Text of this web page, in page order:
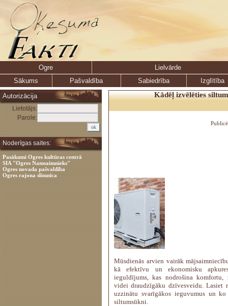
Ogre
Lielvārde
Sākums
Pašvaldība Sabiedrība
Izglītība
Autorizācija
Lietotājs:
Parole:
Noderīgas saites:
Pasākumi Ogres kultūras centrā
SIA "Ogres Namsaimnieks"
Ogres novada pašvaldība
Ogres rajona slimnīca
Kādēļ izvēlēties
Mūsdienās arvien vairāk
kā efektīvu un ekonomisku
ieguldījums, kas nodrošina komfortu,
videi draudzīgāku dzīvesveidu. Lasiet
uzzinātu svarīgākos ieguvumus un
siltumsūkni.